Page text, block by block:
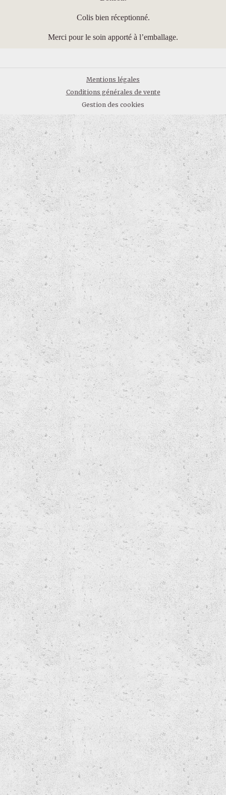
Colis bien réceptionné.
Merci pour le soin apporté à l’emballage.
Mentions légales
Conditions générales de vente
Gestion des cookies